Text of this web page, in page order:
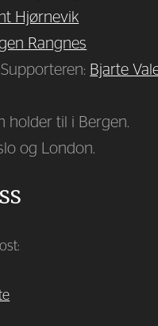
Hjørnevik
Rangnes
Bjarte
holder til i Bergen.
og London.